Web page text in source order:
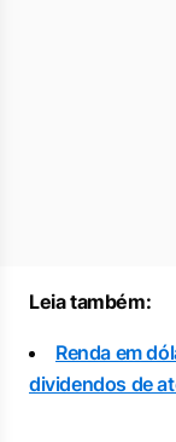
Leia também:
Renda em
dividendos de